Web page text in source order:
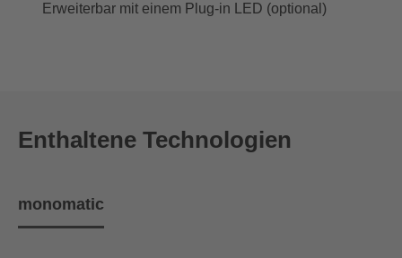
Erweiterbar mit einem Plug-in LED (optional)
Enthaltene Technologien
monomatic